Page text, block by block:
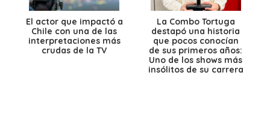
El actor que impactó a
Chile con una de las
interpretaciones más
crudas de la TV
La Combo Tortuga
destapó una historia
que pocos conocían
de sus primeros años:
Uno de los shows más
insólitos de su carrera